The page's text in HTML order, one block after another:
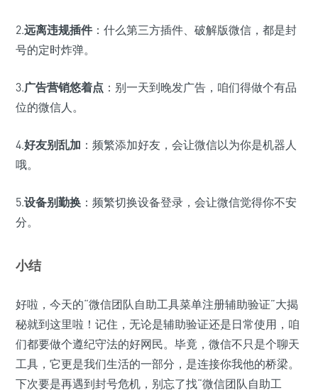
2.远离违规插件：什么第三方插件、破解版微信，都是封
号的定时炸弹。
3.广告营销悠着点 ：别一天到晚发广告，咱们得做个有品
位的微信人。
4.好友别乱加 ：频繁添加好友，会让微信以为你是机器人
哦。
5.设备别勤换 ：频繁切换设备登录，会让微信觉得你不安
分。
小结
好啦，今天的“微信团队自助工具菜单注册辅助验证”大揭
秘就到这里啦！记住，无论是辅助验证还是日常使用，咱
们都要做个遵纪守法的好网民。毕竟，微信不只是个聊天
工具，它更是我们生活的一部分，是连接你我他的桥梁。
下次要是再遇到封号危机，别忘了找“微信团队自助工